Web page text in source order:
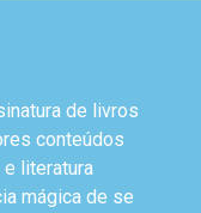
de livros
conteúdos
literatura
mágica de se